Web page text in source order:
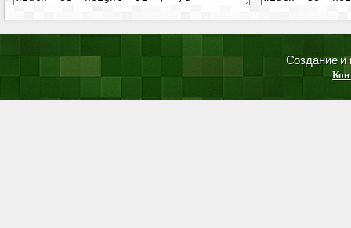
Создание и